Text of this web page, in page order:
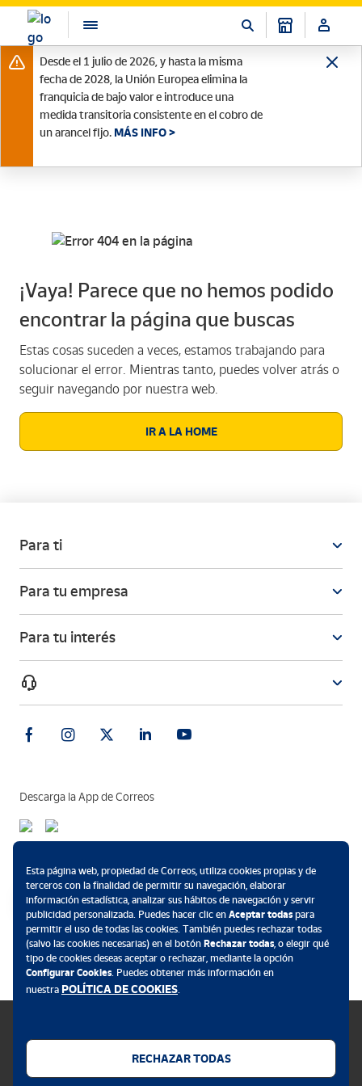
Desde el 1 julio de 2026, y hasta la misma
fecha de 2028, la Unión Europea elimina la
franquicia de bajo valor e introduce una
medida transitoria consistente en el cobro de
un arancel fijo. MÁS INFO >
¡Vaya! Parece que no hemos podido
encontrar la página que buscas
Estas cosas suceden a veces, estamos trabajando para
solucionar el error. Mientras tanto, puedes volver atrás o
seguir navegando por nuestra web.
IR A LA HOME
Para ti
Para tu empresa
Para tu interés
Descarga la App de Correos
Política de cookies
Esta página web, propiedad de Correos, utiliza cookies propias y de
terceros con la finalidad de permitir su navegación, elaborar
información estadística, analizar sus hábitos de navegación y servir
publicidad personalizada. Puedes hacer clic en Aceptar todaspara
permitir el uso de todas las cookies. También puedes rechazar todas
(salvo las cookies necesarias) en el botón Rechazar todas, o elegir qué
tipo de cookies deseas aceptar o rechazar, mediante la opción
Configurar Cookies. Puedes obtener más información en
nuestra POLÍTICA DE COOKIES.
RECHAZAR TODAS